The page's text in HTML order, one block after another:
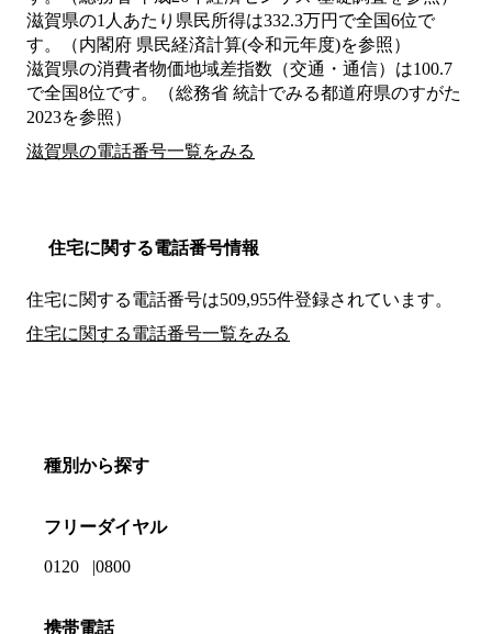
滋賀県の1人あたり県民所得は332.3万円で全国6位で
す。（内閣府 県民経済計算(令和元年度)を参照）
滋賀県の消費者物価地域差指数（交通・通信）は100.7
で全国8位です。（総務省 統計でみる都道府県のすがた
2023を参照）
滋賀県の電話番号一覧をみる
住宅に関する電話番号情報
住宅に関する電話番号は509,955件登録されています。
住宅に関する電話番号一覧をみる
種別から探す
フリーダイヤル
0120 0800
携帯電話